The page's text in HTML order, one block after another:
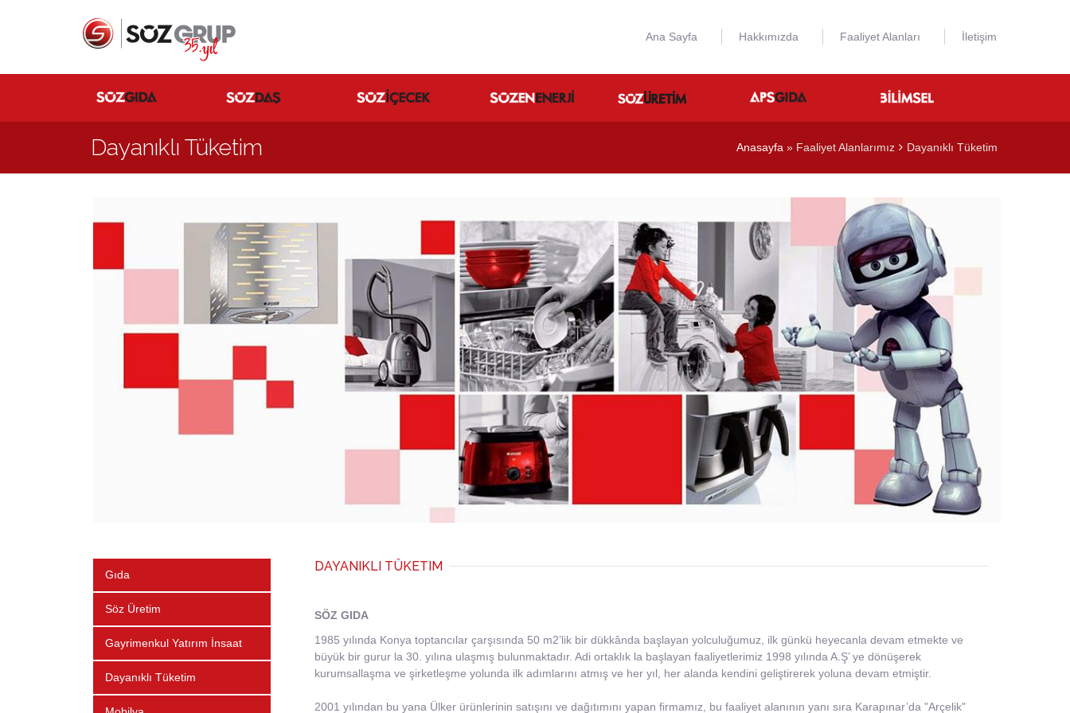
Ana Sayfa Hakkımızda Faaliyet Alanları İletişim
Dayanıklı Tüketim Anasayfa » Faaliyet Alanlarımız Dayanıklı Tüketim
Gıda
Söz Üretim
Gayrimenkul Yatırım İnsaat
Dayanıklı Tüketim
DAYANIKLI TÜKETIM
SÖZ GIDA
1985 yılında Konya toptancılar çarşısında 50 m2’lik bir dükkânda başlayan yolculuğumuz, ilk günkü heyecanla devam etmekte ve
büyük bir gurur la 30. yılına ulaşmış bulunmaktadır. Adi ortaklık la başlayan faaliyetlerimiz 1998 yılında A.Ş’ ye dönüşerek
kurumsallaşma ve şirketleşme yolunda ilk adımlarını atmış ve her yıl, her alanda kendini geliştirerek yoluna devam etmiştir.
2001 yılından bu yana Ülker ürünlerinin satışını ve dağıtımını yapan firmamız, bu faaliyet alanının yanı sıra Karapınar’da "Arçelik"